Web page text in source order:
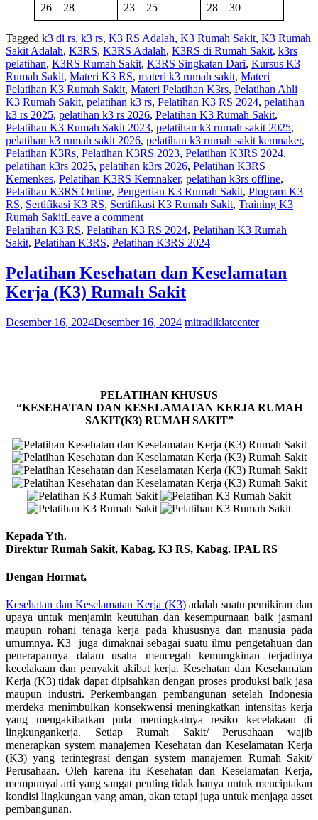
26 – 28 23 – 25 28 – 30
Tagged k3 di rs, k3 rs, K3 RS Adalah, K3 Rumah Sakit, K3 Rumah
Sakit Adalah, K3RS, K3RS Adalah, K3RS di Rumah Sakit, k3rs
pelatihan, K3RS Rumah Sakit, K3RS Singkatan Dari, Kursus K3
Rumah Sakit, Materi K3 RS, materi k3 rumah sakit, Materi
Pelatihan K3 Rumah Sakit, Materi Pelatihan K3rs, Pelatihan Ahli
K3 Rumah Sakit, pelatihan k3 rs, Pelatihan K3 RS 2024, pelatihan
k3 rs 2025, pelatihan k3 rs 2026, Pelatihan K3 Rumah Sakit,
Pelatihan K3 Rumah Sakit 2023, pelatihan k3 rumah sakit 2025,
pelatihan k3 rumah sakit 2026, pelatihan k3 rumah sakit kemnaker,
Pelatihan K3Rs, Pelatihan K3RS 2023, Pelatihan K3RS 2024,
pelatihan k3rs 2025, pelatihan k3rs 2026, Pelatihan K3RS
Kemenkes, Pelatihan K3RS Kemnaker, pelatihan k3rs offline,
Pelatihan K3RS Online, Pengertian K3 Rumah Sakit, Ptogram K3
RS, Sertifikasi K3 RS, Sertifikasi K3 Rumah Sakit, Training K3
Rumah SakitLeave a comment
Pelatihan K3 RS, Pelatihan K3 RS 2024, Pelatihan K3 Rumah
Sakit, Pelatihan K3RS, Pelatihan K3RS 2024
Pelatihan Kesehatan dan Keselamatan
Kerja (K3) Rumah Sakit
Desember 16, 2024Desember 16, 2024 mitradiklatcenter
PELATIHAN KHUSUS
“KESEHATAN DAN KESELAMATAN KERJA RUMAH
SAKIT(K3) RUMAH SAKIT”
Kepada Yth.
Direktur Rumah Sakit, Kabag. K3 RS, Kabag. IPAL RS
Dengan Hormat,
Kesehatan dan Keselamatan Kerja (K3)adalah suatu pemikiran dan
upaya untuk menjamin keutuhan dan kesempurnaan baik jasmani
maupun rohani tenaga kerja pada khususnya dan manusia pada
umumnya. K3 juga dimaknai sebagai suatu ilmu pengetahuan dan
penerapannya dalam usaha mencegah kemungkinan terjadinya
kecelakaan dan penyakit akibat kerja. Kesehatan dan Keselamatan
Kerja (K3) tidak dapat dipisahkan dengan proses produksi baik jasa
maupun industri. Perkembangan pembangunan setelah Indonesia
merdeka menimbulkan konsekwensi meningkatkan intensitas kerja
yang mengakibatkan pula meningkatnya resiko kecelakaan di
lingkungankerja. Setiap Rumah Sakit/ Perusahaan wajib
menerapkan system manajemen Kesehatan dan Keselamatan Kerja
(K3) yang terintegrasi dengan system manajemen Rumah Sakit/
Perusahaan. Oleh karena itu Kesehatan dan Keselamatan Kerja,
mempunyai arti yang sangat penting tidak hanya untuk menciptakan
kondisi lingkungan yang aman, akan tetapi juga untuk menjaga asset
pembangunan.